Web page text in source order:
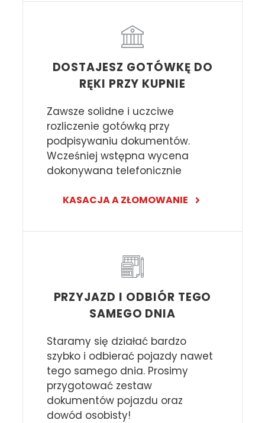
DOSTAJESZ GOTÓWKĘ DO
RĘKI PRZY KUPNIE
Zawsze solidne i uczciwe
rozliczenie gotówką przy
podpisywaniu dokumentów.
Wcześniej wstępna wycena
dokonywana telefonicznie
KASACJA A ZŁOMOWANIE
PRZYJAZD I ODBIÓR TEGO
SAMEGO DNIA
Staramy się działać bardzo
szybko i odbierać pojazdy nawet
tego samego dnia. Prosimy
przygotować zestaw
dokumentów pojazdu oraz
dowód osobisty!